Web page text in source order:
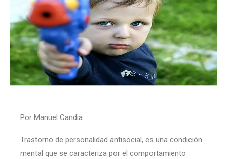
Por Manuel Candia
Trastorno de personalidad antisocial, es una condición
mental que se caracteriza por el comportamiento